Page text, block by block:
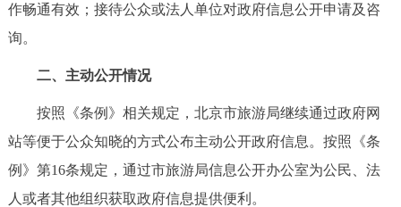
政务服务
个人服务 法人服务 部门服务
便民服务 利企服务 投资项目
作畅通有效；接待公众或法人单位对政府信息公开申请及咨
询。
二、主动公开情况
按照《条例》相关规定，北京市旅游局继续通过政府网
站等便于公众知晓的方式公布主动公开政府信息。按照《条
例》第16条规定，通过市旅游局信息公开办公室为公民、法
人或者其他组织获取政府信息提供便利。